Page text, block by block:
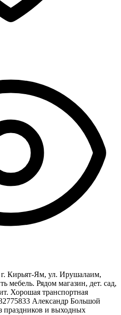
Кирьят-Ям, ул. Ирушалаим,
мебель. Рядом магазин, дет. сад,
Хорошая транспортная
Александр Большой
праздников и выходных